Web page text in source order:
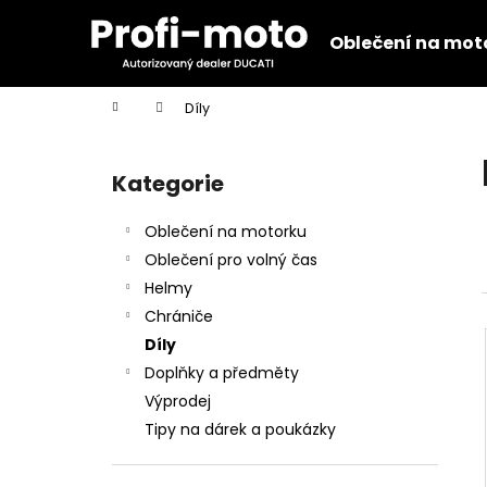
Oblečení na
Domů Díly
Přeskočit
kategorie
Kategorie
Oblečení na motorku
Oblečení pro volný čas
Helmy
Chrániče
Díly
Doplňky a předměty
Výprodej
Tipy na dárek a poukázky
í
Zpět
do
Zpět
do
KŠILTOVKA GP REPLICA 25